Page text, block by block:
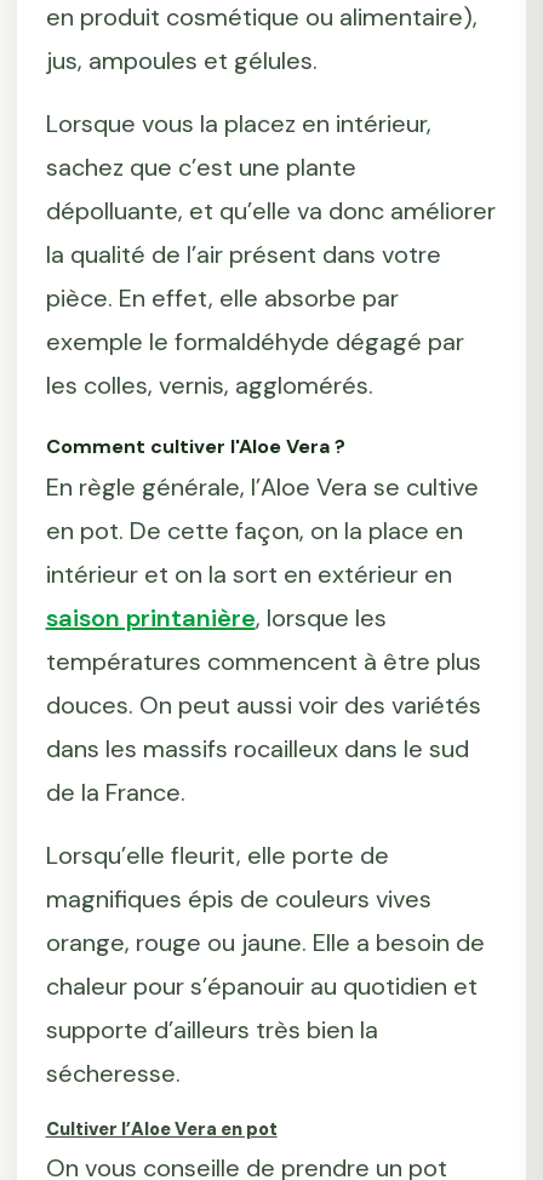
en produit cosmétique ou alimentaire),
jus, ampoules et gélules.
Lorsque vous la placez en intérieur,
sachez que c’est une plante
dépolluante, et qu’elle va donc améliorer
la qualité de l’air présent dans votre
pièce. En effet, elle absorbe par
exemple le formaldéhyde dégagé par
les colles, vernis, agglomérés.
Comment cultiver l'Aloe Vera ?
En règle générale, l’Aloe Vera se cultive
en pot. De cette façon, on la place en
intérieur et on la sort en extérieur en
saison printanière, lorsque les
températures commencent à être plus
douces. On peut aussi voir des variétés
dans les massifs rocailleux dans le sud
de la France.
Lorsqu’elle fleurit, elle porte de
magnifiques épis de couleurs vives
orange, rouge ou jaune. Elle a besoin de
chaleur pour s’épanouir au quotidien et
supporte d’ailleurs très bien la
sécheresse.
Cultiver l’Aloe Vera en pot
On vous conseille de prendre un pot